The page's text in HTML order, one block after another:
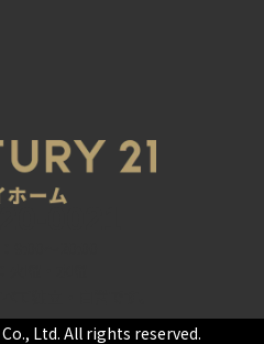
Ltd. All rights reserved.